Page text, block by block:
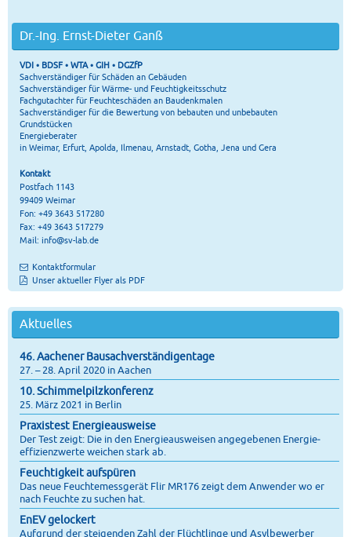
Dr.-Ing. Ernst-Dieter Ganß
VDI • BDSF • WTA • GIH • DGZfP
Sachverständiger für Schäden an Gebäuden
Sachverständiger für Wärme- und Feuchtigkeitsschutz
Fachgutachter für Feuchteschäden an Baudenkmalen
Sachverständiger für die Bewertung von bebauten und unbebauten
Grundstücken
Energieberater
in Weimar, Erfurt, Apolda, Ilmenau, Arnstadt, Gotha, Jena und Gera
Kontakt
Postfach 1143
99409 Weimar
Fon: +49 3643 517280
Fax: +49 3643 517279
Mail: info@sv-lab.de
Kontaktformular
Unser aktueller Flyer als PDF
Aktuelles
46. Aachener Bausachverständigentage
27. – 28. April 2020 in Aachen
10. Schimmelpilzkonferenz
25. März 2021 in Berlin
Praxistest Energieausweise
Der Test zeigt: Die in den Energie­ausweisen angegebenen Energie­
effizienz­werte weichen stark ab.
Feuchtigkeit aufspüren
Das neue Feuchtemessgerät Flir MR176 zeigt dem Anwender wo er
nach Feuchte zu suchen hat.
EnEV gelockert
Aufgrund der steigenden Zahl der Flüchtlinge und Asylbewerber